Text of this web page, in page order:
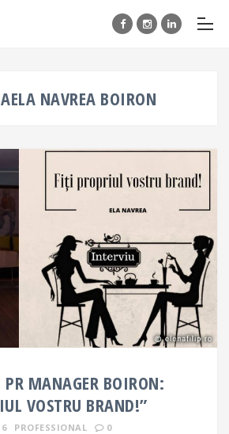
NAVREA BOIRON
PR MANAGER BOIRON:
VOSTRU BRAND!”
PROFESSIONAL 0